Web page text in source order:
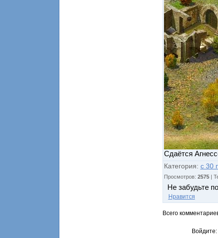
Сдаётся
Категория: с 30
Просмотров: 2575|
Не забудьте
Нравится
Всего
Войдите: